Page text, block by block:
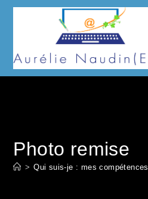
Skip
Photo remise
> Qui suis-je : mes compétences